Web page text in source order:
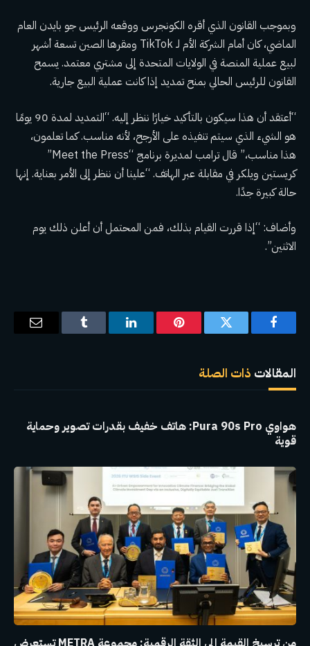
وبموجب القانون الذي أقره الكونجرس ووقعه الرئيس جو بايدن العام
الماضي، كان أمام الشركة الأم لـ TikTok ومقرها الصين تسعة أشهر
لبيع عملية المنصة في الولايات المتحدة إلى مشتري معتمد. يسمح
القانون للرئيس الحالي بمنح تمديد إذا كانت عملية البيع جارية.
“أعتقد أن هذا سيكون بالتأكيد خيارًا ننظر إليه. “التمديد لمدة 90 يومًا
هو الشيء الذي سيتم تنفيذه على الأرجح، لأنه مناسب. كما تعلمون،
هذا مناسب،” قال ترامب لمديرة برنامج “Meet the Press”
كريستين ويلكر في مقابلة عبر الهاتف. “علينا أن ننظر إلى الأمر بعناية. إنها
حالة كبيرة جدًا.
وأضاف: “إذا قررت القيام بذلك، فمن المحتمل أن أعلن ذلك يوم
الاثنين”.
فيسبوك تويتر بينتيريستلينكدإن Tumblr
البريد
المقالات ذات الصلة
هواوي Pura 90s Pro: هاتف خفيف بقدرات تصوير وحماية
قوية